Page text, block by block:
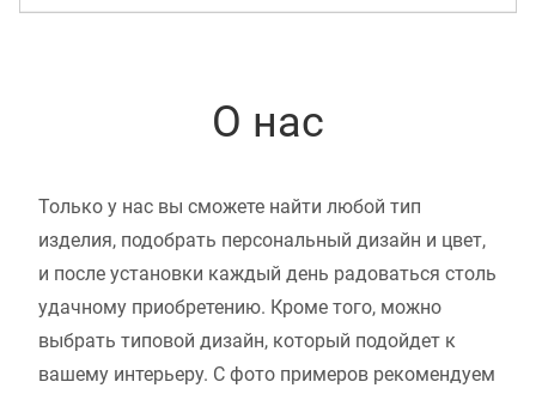
О нас
Только у нас вы сможете найти любой тип
изделия, подобрать персональный дизайн и цвет,
и после установки каждый день радоваться столь
удачному приобретению. Кроме того, можно
выбрать типовой дизайн, который подойдет к
вашему интерьеру. С фото примеров рекомендуем